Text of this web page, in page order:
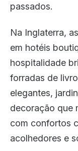
passados.
Na Inglaterra,
em hotéis
hospitalidade
forradas de
elegantes,
decoração que
com confortos
acolhedores e